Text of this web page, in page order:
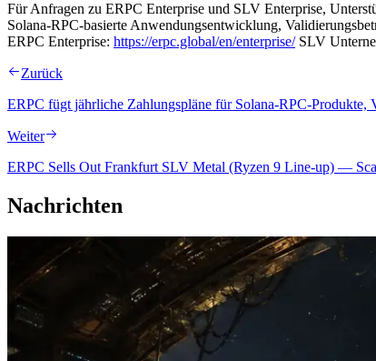
Für Anfragen zu ERPC Enterprise und SLV Enterprise,
Solana-RPC-basierte Anwendungsentwicklung,
ERPC Enterprise: https://erpc.global/en/enterprise/SLV
Zurück
ERPC fügt jährliche Zahlungspläne für Solana-RPC-
Weiter
ERPC Sells Out Frankfurt SLV Metal (Ryzen 9 Line-up) —
Nachrichten